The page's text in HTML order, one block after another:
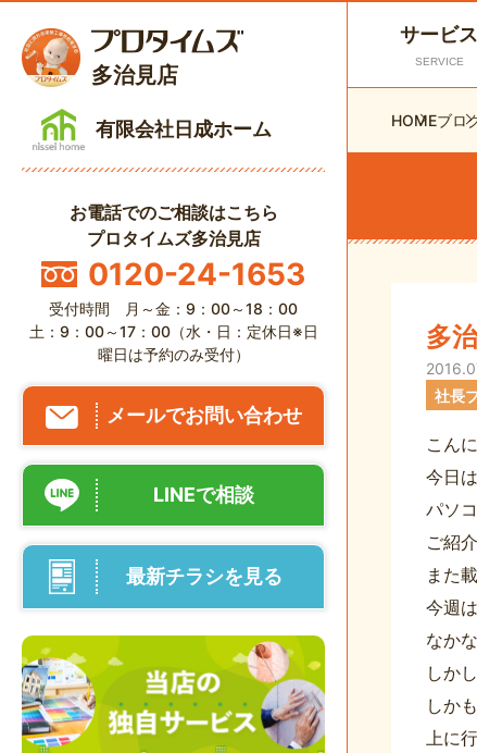
多治見店
有限会社日成ホーム
お電話でのご相談はこちら
プロタイムズ多治見店
0120-24-1653
受付時間 月～金：9：00～18：00
土：9：00～17：00（水・日：定休日※日
曜日は予約のみ受付）
メールでお問い合わせ
LINEで相談
最新チラシを見る
サービス
SERVICE
HOMEブロ
多
社長
こん
今日
パソ
ご紹
また
今週
なか
しか
しか
上に